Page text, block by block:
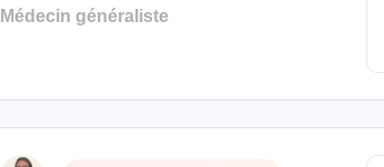
Médecin généraliste